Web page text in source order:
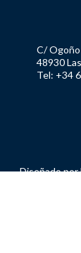
C/ Ogoño
48930
Tel: +34
Diseñado